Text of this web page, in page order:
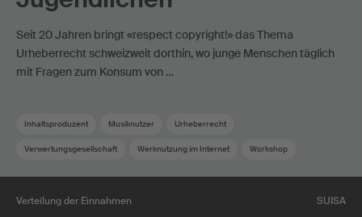
Seit 20 Jahren bringt «respect copyright!» das Thema
Urheberrecht schweizweit dorthin, wo junge Menschen täglich
mit Fragen zum Konsum von …
Inhaltsproduzent Musiknutzer Urheberrecht
Verwertungsgesellschaft Werknutzung im Internet Workshop
Verteilung der Einnahmen SUISA